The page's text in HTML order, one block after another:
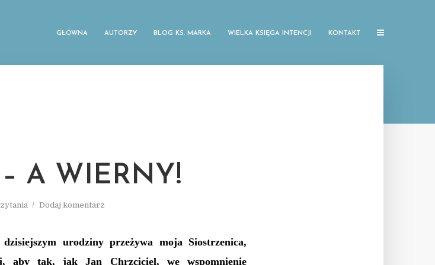
GŁÓWNA AUTORZY BLOG KS. MARKA WIELKA KSIĘGA INTENCJI KONTAKT
A WIERNY!
Dodaj komentarz
dzisiejszym urodziny przeżywa moja Siostrzenica,
aby tak, jak Jan Chrzciciel, we wspomnienie